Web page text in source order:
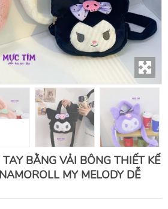
BẰNG VẢI BÔNG THIẾT KẾ
MY MELODY DỄ